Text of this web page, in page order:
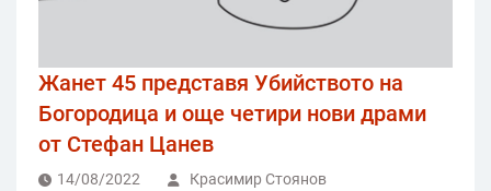
Жанет 45 представя Убийството на
Богородица и още четири нови драми
от Стефан Цанев
14/08/2022 Красимир Стоянов